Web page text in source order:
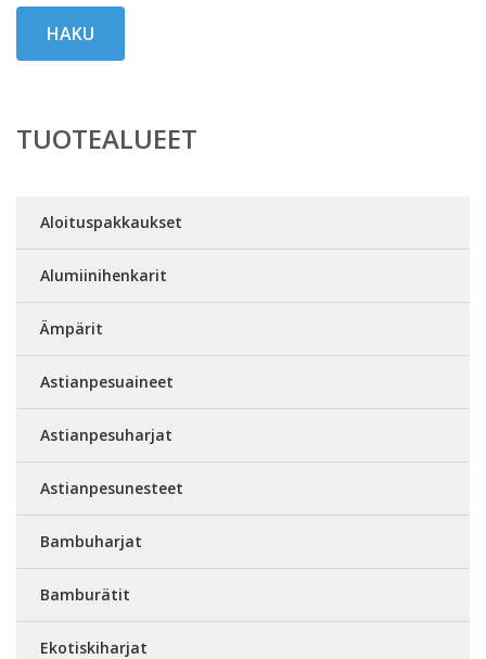
HAKU
TUOTEALUEET
Aloituspakkaukset
Alumiinihenkarit
Ämpärit
Astianpesuaineet
Astianpesuharjat
Astianpesunesteet
Bambuharjat
Bamburätit
Ekotiskiharjat